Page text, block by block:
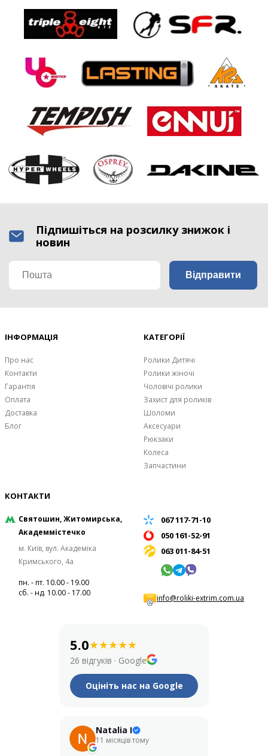
Підпишіться на розсилку знижок і
новин
ІНФОРМАЦІЯ
Про нас
Контакти
Гарантія
Оплата
Доставка
Блог
КАТЕГОРІЇ
Ролики Дитячі
Ролики жіночі
Чоловічі ролики
Захист для роликів
Шоломи
Аксесуари
Рюкзаки
Колеса
Запчастини
КОНТАКТИ
Святошин, Житомирська,
Академмістечко
м. Київ, вул. Академіка
Кримського, 4а
пн. - пт. 10.00 - 19.00
сб. - нд. 10.00 - 17.00
067 117-71-10
050 161-52-91
063 011-84-51
info@roliki-extrim.com.ua
5.0★★★★★
26 відгуків · Google
Оцініть нас на Google
Natalia I
11 місяців тому